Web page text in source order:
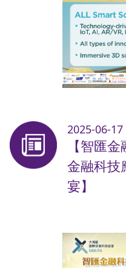
2025-06-17
【智匯
金融科技
宴】